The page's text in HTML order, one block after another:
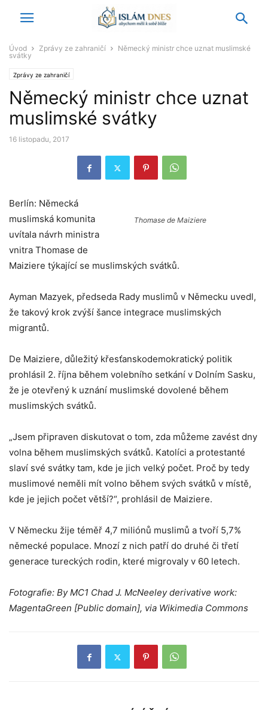
Úvod Zprávy ze zahraničí
Německý ministr chce uznat muslimské
svátky
Zprávy ze zahraničí
Německý ministr chce uznat
muslimské svátky
16 listopadu, 2017
Thomase de Maiziere
Berlín: Německá
muslimská komunita
uvítala návrh ministra
vnitra Thomase de
Maiziere týkající se muslimských svátků.
Ayman Mazyek, předseda Rady muslimů v Německu uvedl,
že takový krok zvýší šance integrace muslimských
migrantů.
De Maiziere, důležitý křesťanskodemokratický politik
prohlásil 2. října během volebního setkání v Dolním Sasku,
že je otevřený k uznání muslimské dovolené během
muslimských svátků.
„Jsem připraven diskutovat o tom, zda můžeme zavést dny
volna během muslimských svátků. Katolíci a protestanté
slaví své svátky tam, kde je jich velký počet. Proč by tedy
muslimové neměli mít volno během svých svátků v místě,
kde je jejich počet větší?“, prohlásil de Maiziere.
V Německu žije téměř 4,7 miliónů muslimů a tvoří 5,7%
německé populace. Mnozí z nich patří do druhé či třetí
generace tureckých rodin, které migrovaly v 60 letech.
Fotografie: By MC1 Chad J. McNeeley derivative work:
MagentaGreen [Public domain], via Wikimedia Commons